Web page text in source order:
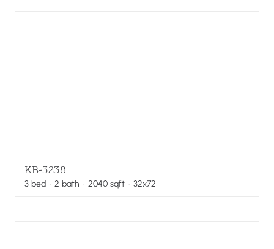
KB-3238
3 bed · 2 bath · 2040 sqft· 32x72